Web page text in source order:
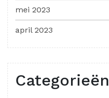
mei 2023
april 2023
Categorieën